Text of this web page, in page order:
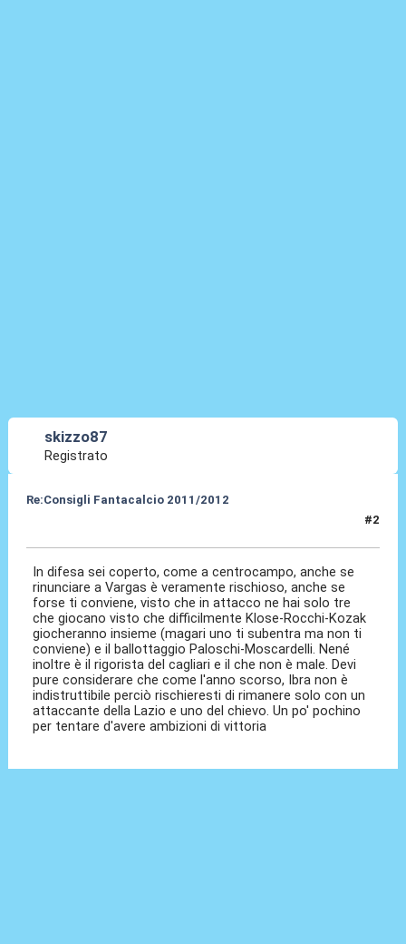
skizzo87
Registrato
Re:Consigli Fantacalcio 2011/2012
#2
In difesa sei coperto, come a centrocampo, anche se
rinunciare a Vargas è veramente rischioso, anche se
forse ti conviene, visto che in attacco ne hai solo tre
che giocano visto che difficilmente Klose-Rocchi-Kozak
giocheranno insieme (magari uno ti subentra ma non ti
conviene) e il ballottaggio Paloschi-Moscardelli. Nené
inoltre è il rigorista del cagliari e il che non è male. Devi
pure considerare che come l'anno scorso, Ibra non è
indistruttibile perciò rischieresti di rimanere solo con un
attaccante della Lazio e uno del chievo. Un po' pochino
per tentare d'avere ambizioni di vittoria